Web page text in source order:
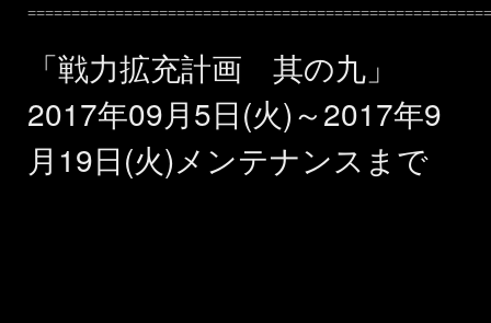
「戦力拡充計画 其の九」
2017年09月5日(火)～2017年9
月19日(火)メンテナンスまで